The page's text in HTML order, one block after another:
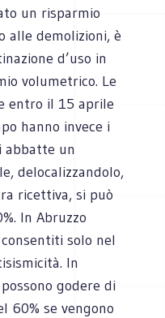
un risparmio
alle demolizioni, è
d’uso in
volumetrico. Le
entro il 15 aprile
hanno invece i
abbatte un
delocalizzandolo,
ricettiva, si può
In Abruzzo
solo nel
In
godere di
60% se vengono